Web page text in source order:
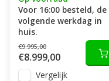
Voor 16:00 besteld, de
volgende werkdag in
huis.
€9.995,00
€8.999,00
Vergelijk